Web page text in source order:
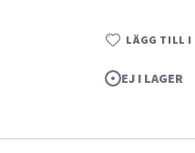
LÄGG TILL I
EJ I LAGER